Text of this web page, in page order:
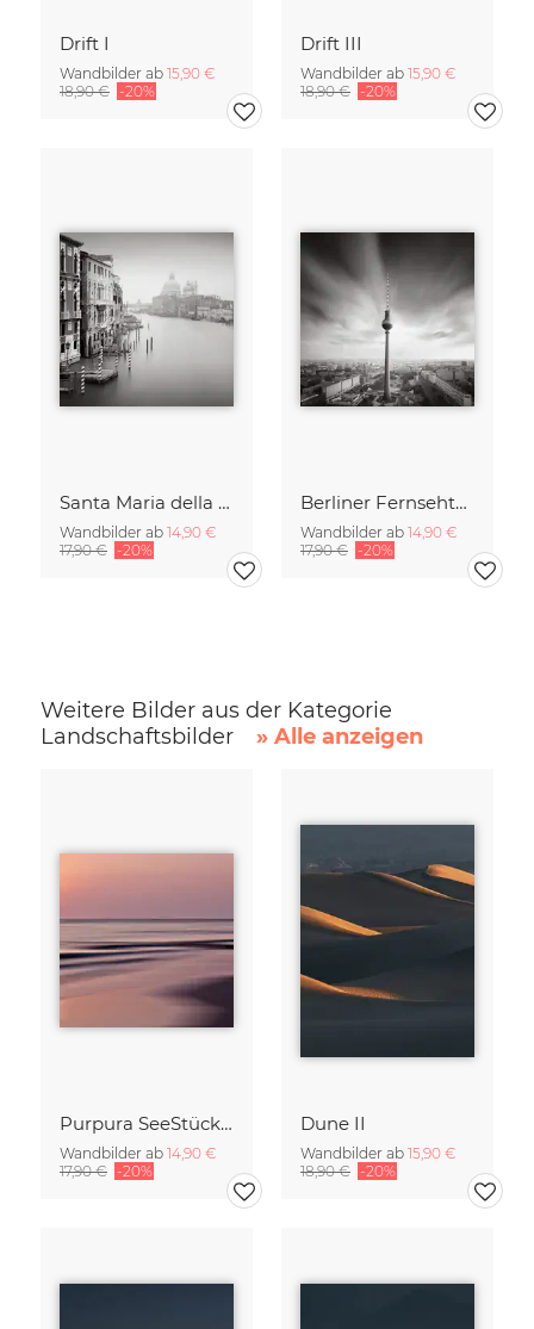
Drift I
Wandbilder ab 15,90 €
18,90 € -20%
Drift III
Wandbilder ab 15,90 €
18,90 € -20%
Santa Maria della Salute
Wandbilder ab 14,90 €
17,90 € -20%
Berliner Fernsehturm
Wandbilder ab 14,90 €
17,90 € -20%
Weitere Bilder aus der Kategorie
Landschaftsbilder
» Alle anzeigen
Purpura SeeStück No.18
Wandbilder ab 14,90 €
17,90 € -20%
Dune II
Wandbilder ab 15,90 €
18,90 € -20%